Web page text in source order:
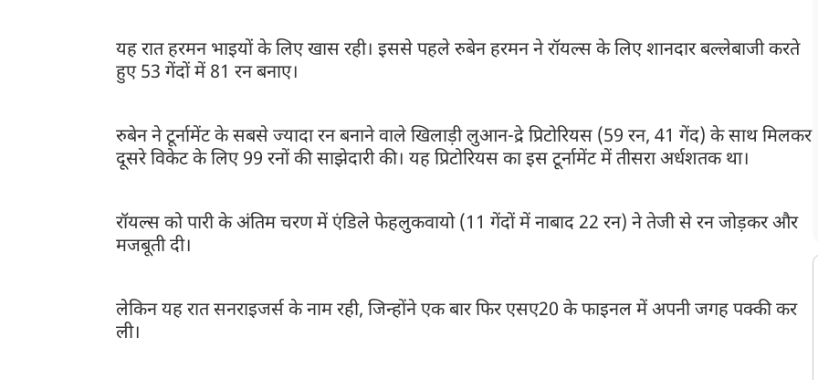
यह रात हरमन भाइयों के लिए खास रही। इससे पहले रुबेन हरमन ने रॉयल्स के लिए शानदार बल्लेबाजी करते
हुए 53 गेंदों में 81 रन बनाए।
रुबेन ने टूर्नामेंट के सबसे ज्यादा रन बनाने वाले खिलाड़ी लुआन-द्रे प्रिटोरियस (59 रन, 41 गेंद) के साथ मिलकर
दूसरे विकेट के लिए 99 रनों की साझेदारी की। यह प्रिटोरियस का इस टूर्नामेंट में तीसरा अर्धशतक था।
रॉयल्स को पारी के अंतिम चरण में एंडिले फेहलुकवायो (11 गेंदों में नाबाद 22 रन) ने तेजी से रन जोड़कर और
मजबूती दी।
लेकिन यह रात सनराइजर्स के नाम रही, जिन्होंने एक बार फिर एसए20 के फाइनल में अपनी जगह पक्की कर
ली।